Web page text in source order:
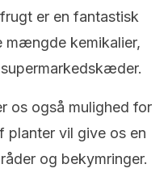
er en fantastisk
mængde kemikalier,
os også mulighed for
planter vil give os en
og bekymringer.